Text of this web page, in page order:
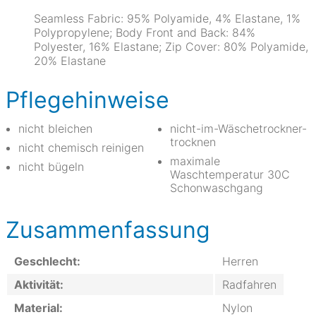
Seamless Fabric: 95% Polyamide, 4% Elastane, 1%
Polypropylene; Body Front and Back: 84%
Polyester, 16% Elastane; Zip Cover: 80% Polyamide,
20% Elastane
Pflegehinweise
nicht bleichen
nicht chemisch reinigen
nicht bügeln
nicht-im-Wäschetrockner-
trocknen
maximale
Waschtemperatur 30C
Schonwaschgang
Zusammenfassung
Geschlecht:
Herren
Aktivität:
Radfahren
Material:
Nylon